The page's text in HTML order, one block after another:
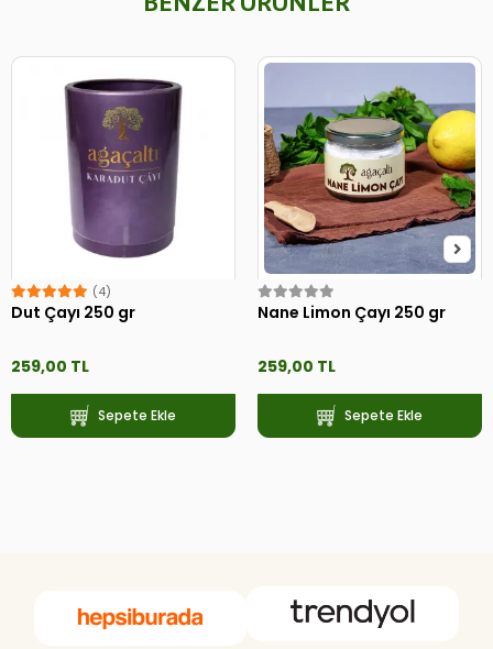
(4)
Dut Çayı 250 gr
259,00 TL
Sepete Ekle
Nane Limon Çayı 250 gr
259,00 TL
Sepete Ekle